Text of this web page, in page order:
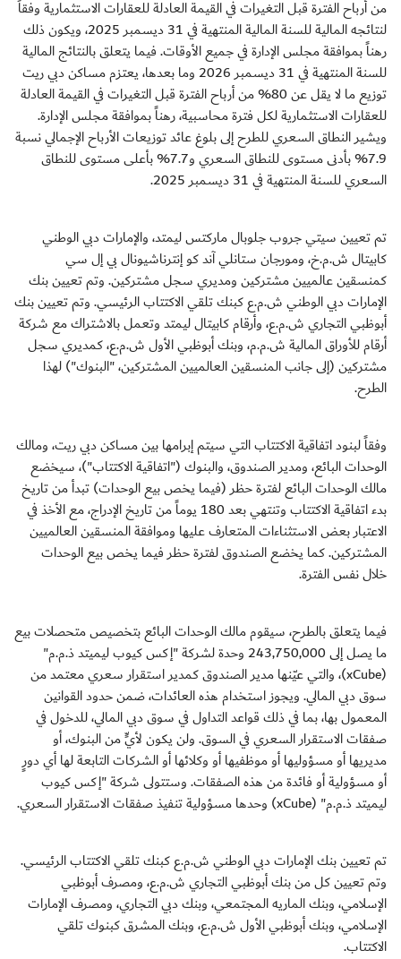
من أرباح الفترة قبل التغيرات في القيمة العادلة للعقارات الاستثمارية وفقاً
لنتائجه المالية للسنة المالية المنتهية في 31 ديسمبر 2025، ويكون ذلك
رهناً بموافقة مجلس الإدارة في جميع الأوقات. فيما يتعلق بالنتائج المالية
للسنة المنتهية في 31 ديسمبر 2026 وما بعدها، يعتزم مساكن دبي ريت
توزيع ما لا يقل عن 80% من أرباح الفترة قبل التغيرات في القيمة العادلة
للعقارات الاستثمارية لكل فترة محاسبية، رهناً بموافقة مجلس الإدارة.
ويشير النطاق السعري للطرح إلى بلوغ عائد توزيعات الأرباح الإجمالي نسبة
7.9% بأدنى مستوى للنطاق السعري و7.7% بأعلى مستوى للنطاق
السعري للسنة المنتهية في 31 ديسمبر 2025.
تم تعيين سيتي جروب جلوبال ماركتس ليمتد، والإمارات دبي الوطني
كابيتال ش.م.خ، ومورجان ستانلي آند كو إنترناشيونال بي إل سي
كمنسقين عالميين مشتركين ومديري سجل مشتركين. وتم تعيين بنك
الإمارات دبي الوطني ش.م.ع كبنك تلقي الاكتتاب الرئيسي. وتم تعيين بنك
أبوظبي التجاري ش.م.ع، وأرقام كابيتال ليمتد وتعمل بالاشتراك مع شركة
أرقام للأوراق المالية ش.م.م، وبنك أبوظبي الأول ش.م.ع، كمديري سجل
مشتركين (إلى جانب المنسقين العالميين المشتركين، "البنوك") لهذا
الطرح.
وفقاً لبنود اتفاقية الاكتتاب التي سيتم إبرامها بين مساكن دبي ريت، ومالك
الوحدات البائع، ومدير الصندوق، والبنوك ("اتفاقية الاكتتاب")، سيخضع
مالك الوحدات البائع لفترة حظر (فيما يخص بيع الوحدات) تبدأ من تاريخ
بدء اتفاقية الاكتتاب وتنتهي بعد 180 يوماً من تاريخ الإدراج، مع الأخذ في
الاعتبار بعض الاستثناءات المتعارف عليها وموافقة المنسقين العالميين
المشتركين. كما يخضع الصندوق لفترة حظر فيما يخص بيع الوحدات
خلال نفس الفترة.
فيما يتعلق بالطرح، سيقوم مالك الوحدات البائع بتخصيص متحصلات بيع
ما يصل إلى 243,750,000 وحدة لشركة "إكس كيوب ليميتد ذ.م.م"
(xCube)، والتي عيّنها مدير الصندوق كمدير استقرار سعري معتمد من
سوق دبي المالي. ويجوز استخدام هذه العائدات، ضمن حدود القوانين
المعمول بها، بما في ذلك قواعد التداول في سوق دبي المالي، للدخول في
صفقات الاستقرار السعري في السوق. ولن يكون لأيٍّ من البنوك، أو
مديريها أو مسؤوليها أو موظفيها أو وكلائها أو الشركات التابعة لها أي دورٍ
أو مسؤولية أو فائدة من هذه الصفقات. وستتولى شركة "إكس كيوب
ليميتد ذ.م.م" (xCube) وحدها مسؤولية تنفيذ صفقات الاستقرار السعري.
تم تعيين بنك الإمارات دبي الوطني ش.م.ع كبنك تلقي الاكتتاب الرئيسي.
وتم تعيين كل من بنك أبوظبي التجاري ش.م.ع، ومصرف أبوظبي
الإسلامي، وبنك الماريه المجتمعي، وبنك دبي التجاري، ومصرف الإمارات
الإسلامي، وبنك أبوظبي الأول ش.م.ع، وبنك المشرق كبنوك تلقي
الاكتتاب.